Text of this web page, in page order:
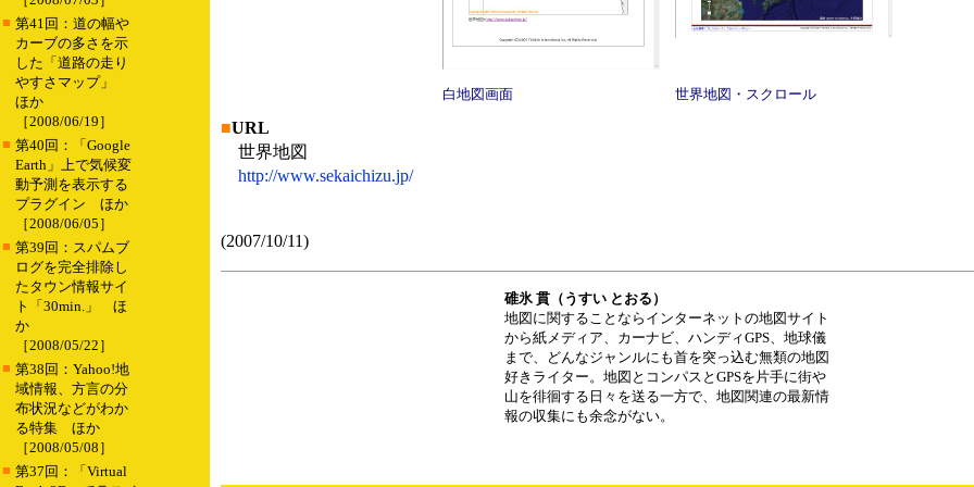
■ 第41回：道の幅や
カーブの多さを示
した「道路の走り
やすさマップ」
ほか
［2008/06/19］
■ 第40回：「Google
Earth」上で気候変
動予測を表示する
プラグイン ほか
［2008/06/05］
■ 第39回：スパムブ
ログを完全排除し
たタウン情報サイ
ト「30min.」 ほ
か
［2008/05/22］
■ 第38回：Yahoo!地
域情報、方言の分
布状況などがわか
る特集 ほか
［2008/05/08］
■ 第37回：「Virtual
白地図画面 世界地図・スクロール
■URL
世界地図
http://www.sekaichizu.jp/
(2007/10/11)
碓氷 貫（うすい とおる）
地図に関することならインターネットの地図サイト
から紙メディア、カーナビ、ハンディGPS、地球儀
まで、どんなジャンルにも首を突っ込む無類の地図
好きライター。地図とコンパスとGPSを片手に街や
山を徘徊する日々を送る一方で、地図関連の最新情
報の収集にも余念がない。